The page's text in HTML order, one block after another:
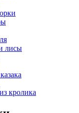
лисы
кролика